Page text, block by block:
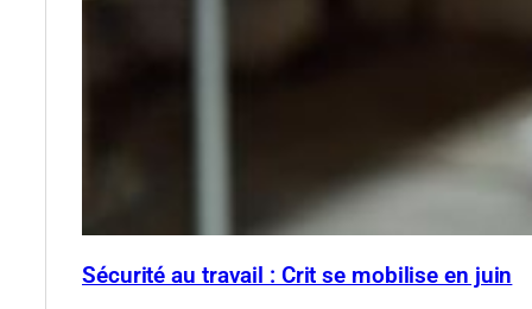
Sécurité au travail : Crit se mobilise en juin